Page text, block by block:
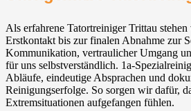
Als erfahrene Tatortreiniger Trittau
Erstkontakt bis zur finalen Abnahme zur
Kommunikation, vertraulicher Umgang
für uns selbstverständlich. 1a-
Abläufe, eindeutige Absprachen und
Reinigungserfolge. So sorgen wir dafür,
Extremsituationen aufgefangen fühlen.